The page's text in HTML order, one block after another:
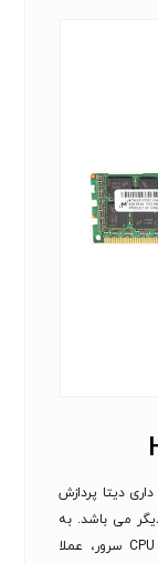
دیتا پردازش
می باشد. به
CPU سرور
، عملا